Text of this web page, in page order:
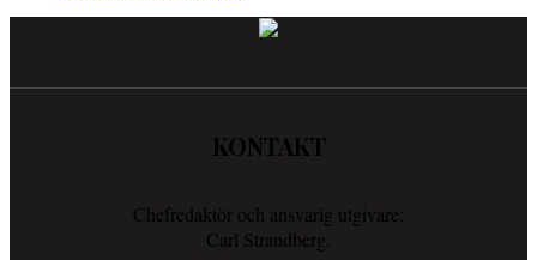
KONTAKT
Chefredaktör och ansvarig utgivare:
Carl Strandberg.